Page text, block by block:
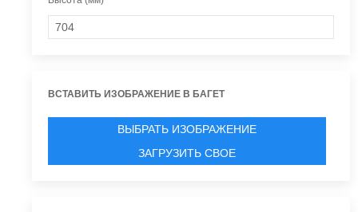
ВСТАВИТЬ ИЗОБРАЖЕНИЕ В БАГЕТ
ВЫБРАТЬ ИЗОБРАЖЕНИЕ
ЗАГРУЗИТЬ СВОЕ